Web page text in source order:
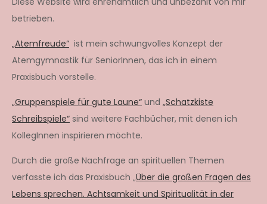
betrieben.
„Atemfreude“ ist mein schwungvolles Konzept der
Atemgymnastik für SeniorInnen, das ich in einem
Praxisbuch vorstelle.
„Gruppenspiele für gute Laune“ und „Schatzkiste
Schreibspiele“ sind weitere Fachbücher, mit denen ich
KollegInnen inspirieren möchte.
Durch die große Nachfrage an spirituellen Themen
verfasste ich das Praxisbuch „Über die großen Fragen des
Lebens sprechen. Achtsamkeit und Spiritualität in der